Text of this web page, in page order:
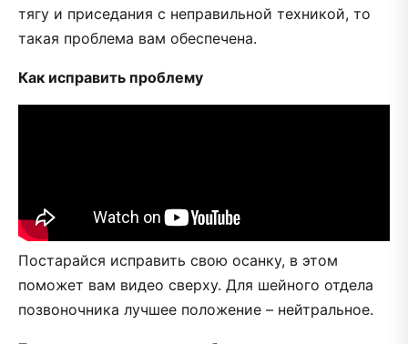
тягу и приседания с неправильной техникой, то
такая проблема вам обеспечена.
Как исправить проблему
Постарайся исправить свою осанку, в этом
поможет вам видео сверху. Для шейного отдела
позвоночника лучшее положение – нейтральное.